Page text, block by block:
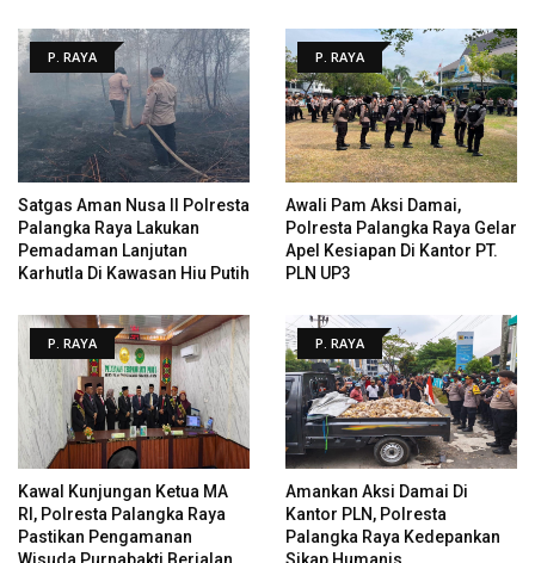
P. RAYA
Satgas Aman Nusa II Polresta
Palangka Raya Lakukan
Pemadaman Lanjutan
Karhutla Di Kawasan Hiu Putih
P. RAYA
Awali Pam Aksi Damai,
Polresta Palangka Raya Gelar
Apel Kesiapan Di Kantor PT.
PLN UP3
P. RAYA
Kawal Kunjungan Ketua MA
RI, Polresta Palangka Raya
Pastikan Pengamanan
P. RAYA
Amankan Aksi Damai Di
Kantor PLN, Polresta
Palangka Raya Kedepankan